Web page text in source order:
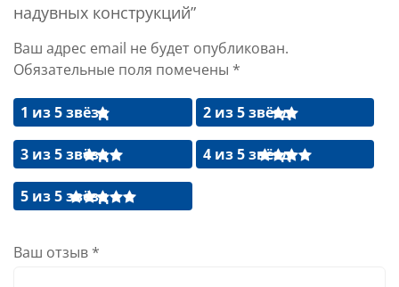
надувных конструкций”
Ваш адрес email не будет опубликован.
Обязательные поля помечены *
1 из 5 звёзд 2 из 5 звёзд
3 из 5 звёзд 4 из 5 звёзд
5 из 5 звёзд
Ваш отзыв *